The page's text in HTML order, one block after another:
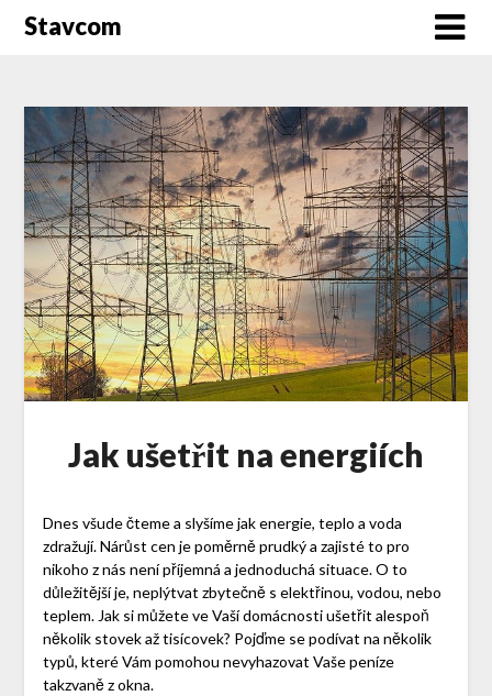
Stavcom
Jak ušetřit na energiích
Dnes všude čteme a slyšíme jak energie, teplo a voda
zdražují. Nárůst cen je poměrně prudký a zajisté to pro
nikoho z nás není příjemná a jednoduchá situace. O to
důležitější je, neplýtvat zbytečně s elektřinou, vodou, nebo
teplem. Jak si můžete ve Vaší domácnosti ušetřit alespoň
několik stovek až tisícovek? Pojďme se podívat na několik
typů, které Vám pomohou nevyhazovat Vaše peníze
takzvaně z okna.